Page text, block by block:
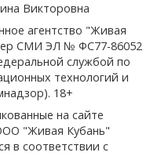
Викторовна
агентство "Живая
СМИ ЭЛ № ФС77-86052
службой по
технологий и
18+
на сайте
"Живая Кубань"
в соответствии с